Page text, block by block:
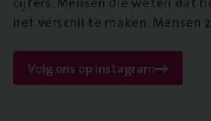
het verschil te maken. Mensen
Volg ons op instagram